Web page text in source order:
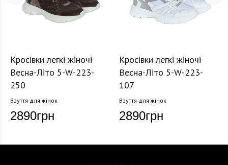
Кросівки легкі жіночі
Весна-Літо 5-W-223-
250
Взуття для жінок
2890грн
Кросівки легкі жіночі
Весна-Літо 5-W-223-
107
Взуття для жінок
2890грн